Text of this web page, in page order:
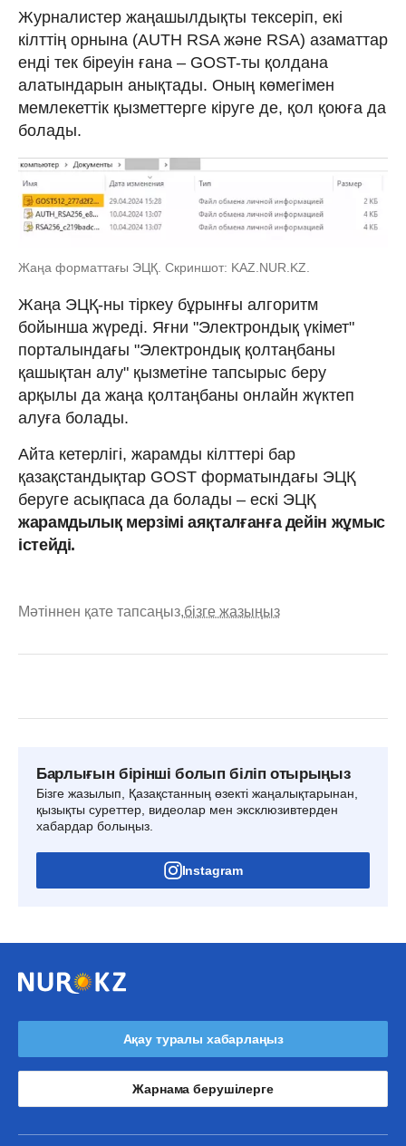
Журналистер жаңашылдықты тексеріп, екі
кілттің орнына (AUTH RSA және RSA) азаматтар
енді тек біреуін ғана – GOST-ты қолдана
алатындарын анықтады. Оның көмегімен
мемлекеттік қызметтерге кіруге де, қол қоюға да
болады.
Жаңа форматтағы ЭЦҚ. Скриншот: KAZ.NUR.KZ.
Жаңа ЭЦҚ-ны тіркеу бұрынғы алгоритм
бойынша жүреді. Яғни "Электрондық үкімет"
порталындағы "Электрондық қолтаңбаны
қашықтан алу" қызметіне тапсырыс беру
арқылы да жаңа қолтаңбаны онлайн жүктеп
алуға болады.
Айта кетерлігі, жарамды кілттері бар
қазақстандықтар GOST форматындағы ЭЦҚ
беруге асықпаса да болады – ескі ЭЦҚ
жарамдылық мерзімі аяқталғанға дейін жұмыс
істейді.
Мәтіннен қате тапсаңыз,бізге жазыңыз
Барлығын бірінші болып біліп отырыңыз
Бізге жазылып, Қазақстанның өзекті жаңалықтарынан,
қызықты суреттер, видеолар мен эксклюзивтерден
хабардар болыңыз.
Instagram
Ақау туралы хабарлаңыз
Жарнама берушілерге